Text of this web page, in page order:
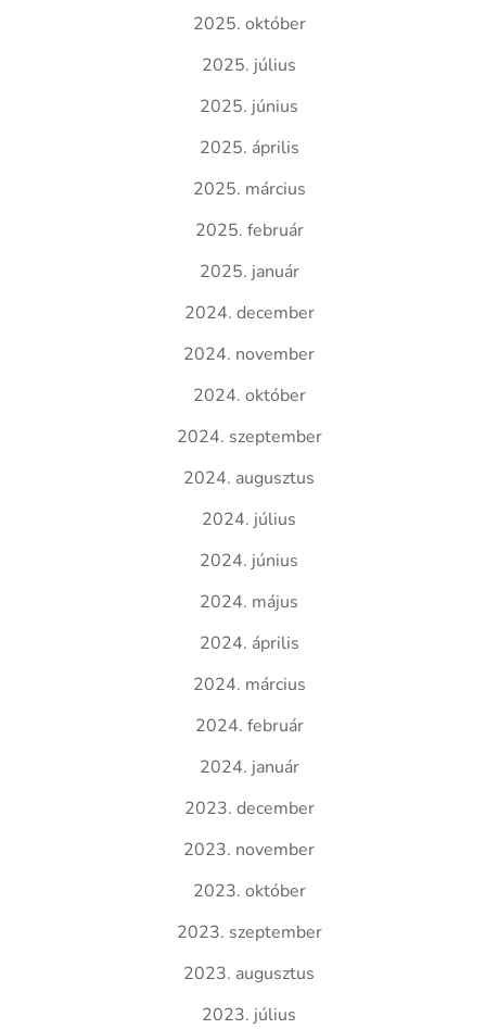
2025. október
2025. július
2025. június
2025. április
2025. március
2025. február
2025. január
2024. december
2024. november
2024. október
2024. szeptember
2024. augusztus
2024. július
2024. június
2024. május
2024. április
2024. március
2024. február
2024. január
2023. december
2023. november
2023. október
2023. szeptember
2023. augusztus
2023. július